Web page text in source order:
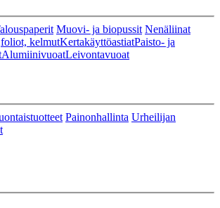
Muovi- ja biopussit Nenäliinat
kelmutKertakäyttöastiatPaisto- ja
AlumiinivuoatLeivontavuoat
Painonhallinta Urheilijan